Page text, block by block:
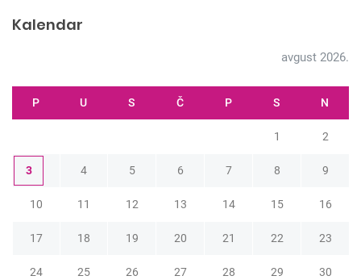
Kalendar
avgust 2026.
P U S Č P S N
1 2
3 4 5 6 7 8 9
10 11 12 13 14 15 16
17 18 19 20 21 22 23
24 25 26 27 28 29 30